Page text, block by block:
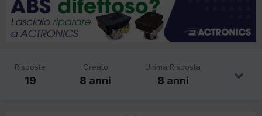
Risposte
19
Creato
8 anni
Ultima Risposta
8 anni